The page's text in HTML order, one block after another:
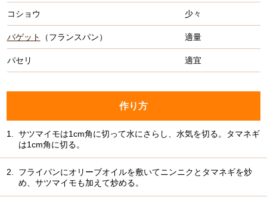
コショウ 少々
バゲット （フランスパン） 適量
パセリ 適宜
作り方
1.
サツマイモは1cm角に切って水にさらし、水気を切る。タマネギ
は1cm角に切る。
2.
フライパンにオリーブオイルを敷いてニンニクとタマネギを炒
め、サツマイモも加えて炒める。